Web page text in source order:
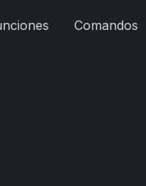
Comandos